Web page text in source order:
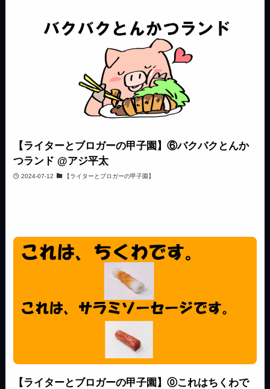
【ライターとブロガーの甲子園】⑥バクバクとんか
つランド @アジ平太
2024-07-12 【ライターとブロガーの甲子園】
【ライターとブロガーの甲子園】⓪これはちくわで